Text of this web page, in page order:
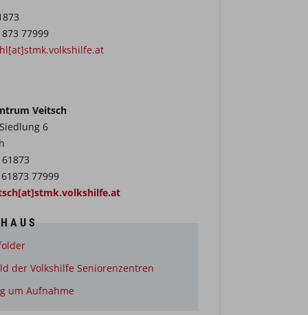
77999
Veitsch
6
77999
der Volkshilfe Seniorenzentren
um Aufnahme